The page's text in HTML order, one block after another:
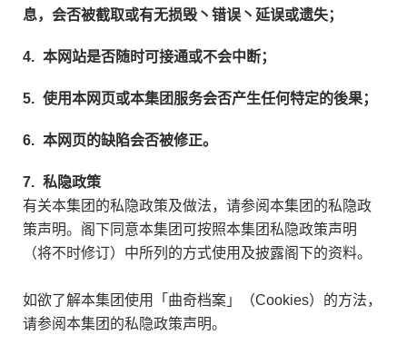
息，会否被截取或有无损毁丶错误丶延误或遗失；
4. 本网站是否随时可接通或不会中断；
5. 使用本网页或本集团服务会否产生任何特定的後果；
6. 本网页的缺陷会否被修正。
7. 私隐政策
有关本集团的私隐政策及做法，请参阅本集团的私隐政
策声明。阁下同意本集团可按照本集团私隐政策声明
（将不时修订）中所列的方式使用及披露阁下的资料。
如欲了解本集团使用「曲奇档案」（Cookies）的方法，
请参阅本集团的私隐政策声明。